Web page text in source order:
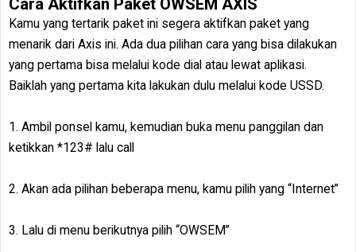
Cara Aktifkan Paket OWSEM AXIS
Kamu yang tertarik paket ini segera aktifkan paket yang
menarik dari Axis ini. Ada dua pilihan cara yang bisa dilakukan
yang pertama bisa melalui kode dial atau lewat aplikasi.
Baiklah yang pertama kita lakukan dulu melalui kode USSD.
1. Ambil ponsel kamu, kemudian buka menu panggilan dan
ketikkan *123# lalu call
2. Akan ada pilihan beberapa menu, kamu pilih yang “Internet”
3. Lalu di menu berikutnya pilih “OWSEM”